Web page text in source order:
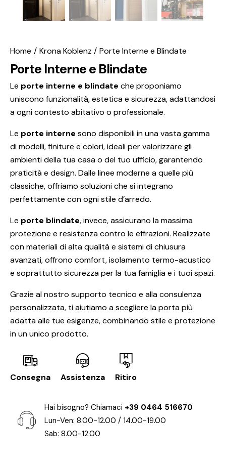
Home Krona Koblenz Porte Interne e Blindate
Porte Interne e Blindate
Le porte interne e blindate che proponiamo
uniscono funzionalità, estetica e sicurezza, adattandosi
a ogni contesto abitativo o professionale.
Le porte interne sono disponibili in una vasta gamma
di modelli, finiture e colori, ideali per valorizzare gli
ambienti della tua casa o del tuo ufficio, garantendo
praticità e design. Dalle linee moderne a quelle più
classiche, offriamo soluzioni che si integrano
perfettamente con ogni stile d’arredo.
Le porte blindate, invece, assicurano la massima
protezione e resistenza contro le effrazioni. Realizzate
con materiali di alta qualità e sistemi di chiusura
avanzati, offrono comfort, isolamento termo-acustico
e soprattutto sicurezza per la tua famiglia e i tuoi spazi.
Grazie al nostro supporto tecnico e alla consulenza
personalizzata, ti aiutiamo a scegliere la porta più
adatta alle tue esigenze, combinando stile e protezione
in un unico prodotto.
Consegna Assistenza Ritiro
Hai bisogno? Chiamaci +39 0464 516670
Lun-Ven: 8.00-12.00 / 14.00-19.00
Sab: 8.00-12.00